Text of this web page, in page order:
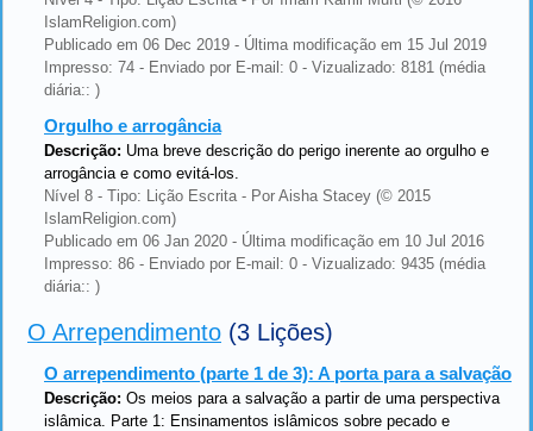
IslamReligion.com)
Publicado em 06 Dec 2019 - Última modificação em 15 Jul 2019
Impresso: 74 - Enviado por E-mail: 0 - Vizualizado: 8181 (média
diária:: )
Orgulho e arrogância
Descrição: Uma breve descrição do perigo inerente ao orgulho e
arrogância e como evitá-los.
Nível 8 - Tipo: Lição Escrita - Por Aisha Stacey (© 2015
IslamReligion.com)
Publicado em 06 Jan 2020 - Última modificação em 10 Jul 2016
Impresso: 86 - Enviado por E-mail: 0 - Vizualizado: 9435 (média
diária:: )
O Arrependimento (3 Lições)
O arrependimento (parte 1 de 3): A porta para a salvação
Descrição: Os meios para a salvação a partir de uma perspectiva
islâmica. Parte 1: Ensinamentos islâmicos sobre pecado e